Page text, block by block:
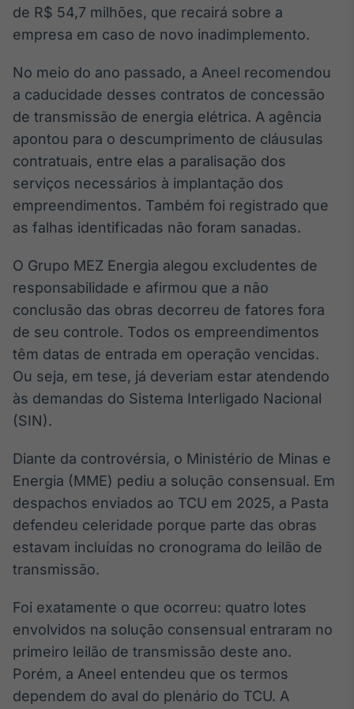
Broadcast
Componentes
para conteúdos e
funcionalidades
Broadcast
Wallboard
Conteúdos e
dados para
displays e telas
Broadcast
Curadoria
Curadoria de
conteúdos
Soluções de
Tecnologia
Broadcast
inteligente de
conteúdos
Broadcast
de investimento
Em breve
de R$ 54,7 milhões, que recairá sobre a
empresa em caso de novo inadimplemento.
No meio do ano passado, a Aneel recomendou
a caducidade desses contratos de concessão
de transmissão de energia elétrica. A agência
apontou para o descumprimento de cláusulas
contratuais, entre elas a paralisação dos
serviços necessários à implantação dos
empreendimentos. Também foi registrado que
as falhas identificadas não foram sanadas.
O Grupo MEZ Energia alegou excludentes de
responsabilidade e afirmou que a não
conclusão das obras decorreu de fatores fora
de seu controle. Todos os empreendimentos
têm datas de entrada em operação vencidas.
Ou seja, em tese, já deveriam estar atendendo
às demandas do Sistema Interligado Nacional
(SIN).
Diante da controvérsia, o Ministério de Minas e
Energia (MME) pediu a solução consensual. Em
despachos enviados ao TCU em 2025, a Pasta
defendeu celeridade porque parte das obras
estavam incluídas no cronograma do leilão de
transmissão.
Foi exatamente o que ocorreu: quatro lotes
envolvidos na solução consensual entraram no
primeiro leilão de transmissão deste ano.
Porém, a Aneel entendeu que os termos
dependem do aval do plenário do TCU. A